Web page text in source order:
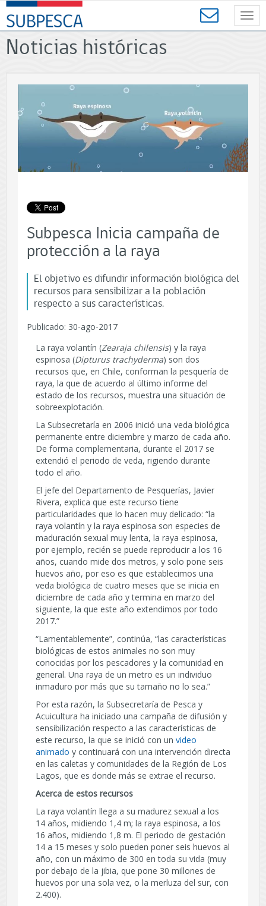
Contenido
principal
SUBPESCA
-
Subsecretaría
de
Acuicultura
Gobierno
de
Noticias históricas
Subpesca Inicia campaña de
protección a la raya
El objetivo es difundir información biológica del
recursos para sensibilizar a la población
respecto a sus características.
Publicado: 30-ago-2017
La raya volantín (Zearaja chilensis) y la raya
espinosa (Dipturus trachyderma) son dos
recursos que, en Chile, conforman la pesquería de
raya, la que de acuerdo al último informe del
estado de los recursos, muestra una situación de
sobreexplotación.
La Subsecretaría en 2006 inició una veda biológica
permanente entre diciembre y marzo de cada año.
De forma complementaria, durante el 2017 se
extendió el periodo de veda, rigiendo durante
todo el año.
El jefe del Departamento de Pesquerías, Javier
Rivera, explica que este recurso tiene
particularidades que lo hacen muy delicado: “la
raya volantín y la raya espinosa son especies de
maduración sexual muy lenta, la raya espinosa,
por ejemplo, recién se puede reproducir a los 16
años, cuando mide dos metros, y solo pone seis
huevos año, por eso es que establecimos una
veda biológica de cuatro meses que se inicia en
diciembre de cada año y termina en marzo del
siguiente, la que este año extendimos por todo
2017.”
“Lamentablemente”, continúa, “las características
biológicas de estos animales no son muy
conocidas por los pescadores y la comunidad en
general. Una raya de un metro es un individuo
inmaduro por más que su tamaño no lo sea.”
Por esta razón, la Subsecretaría de Pesca y
Acuicultura ha iniciado una campaña de difusión y
sensibilización respecto a las características de
este recurso, la que se inició con un video
animado y continuará con una intervención directa
en las caletas y comunidades de la Región de Los
Lagos, que es donde más se extrae el recurso.
Acerca de estos recursos
La raya volantín llega a su madurez sexual a los
14 años, midiendo 1,4 m; la raya espinosa, a los
16 años, midiendo 1,8 m. El periodo de gestación
14 a 15 meses y solo pueden poner seis huevos al
año, con un máximo de 300 en toda su vida (muy
por debajo de la jibia, que pone 30 millones de
huevos por una sola vez, o la merluza del sur, con
2.400).